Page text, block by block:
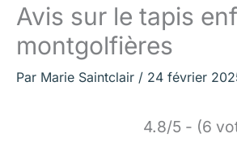
Avis sur le tapis
montgolfières
Par Marie Saintclair / 24 février
4.8/5 - (6